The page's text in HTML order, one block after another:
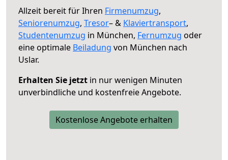
Allzeit bereit für Ihren Firmenumzug,
Seniorenumzug, Tresor– & Klaviertransport,
Studentenumzug in München, Fernumzug oder
eine optimale Beiladung von München nach
Uslar.
Erhalten Sie jetzt in nur wenigen Minuten
unverbindliche und kostenfreie Angebote.
Kostenlose Angebote erhalten